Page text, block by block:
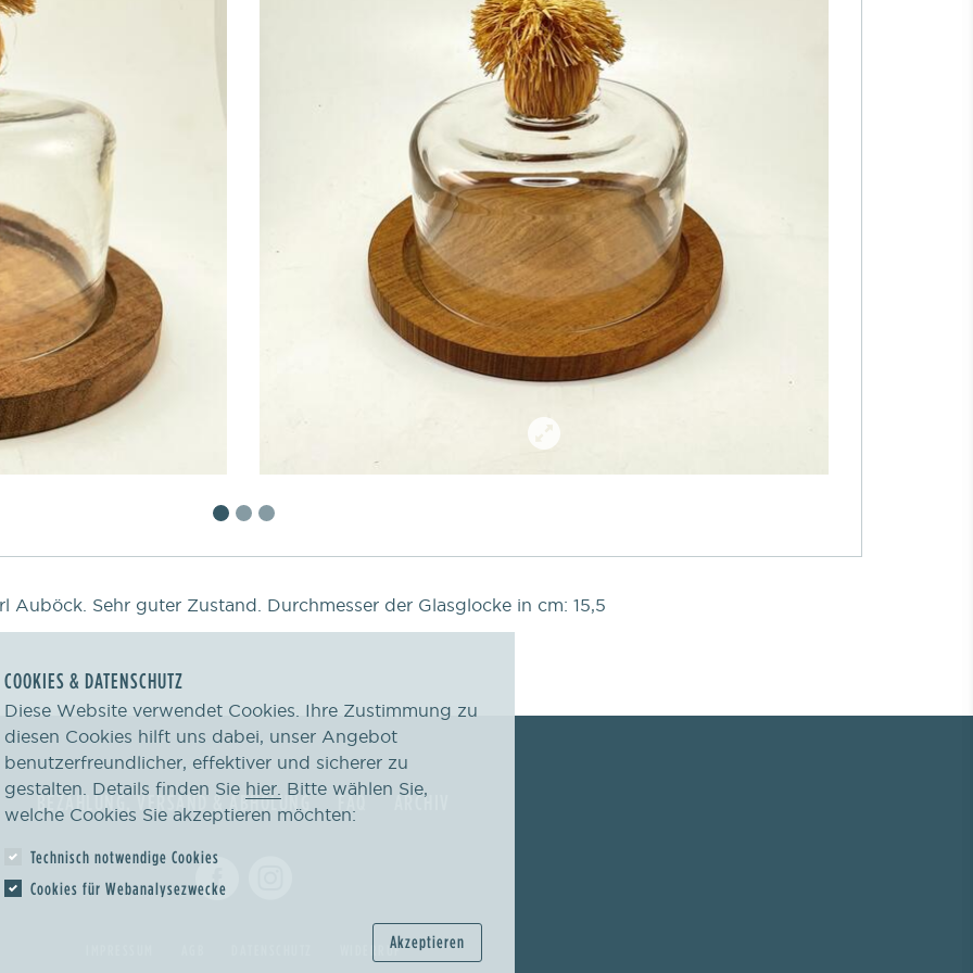
Auböck. Sehr guter Zustand. Durchmesser der Glasglocke in cm: 15,5
BEZAHLUNG, VERSAND & ABHOLUNG FAQ ARCHIV
WIDERRUF
COOKIES & DATENSCHUTZ
Diese Website verwendet Cookies. Ihre Zustimmung zu
diesen Cookies hilft uns dabei, unser Angebot
benutzerfreundlicher, effektiver und sicherer zu
gestalten. Details finden Sie hier. Bitte wählen Sie,
welche Cookies Sie akzeptieren möchten:
Technisch notwendige Cookies
Cookies für Webanalysezwecke
Akzeptieren